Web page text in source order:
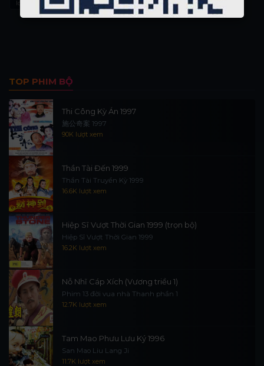
long phung ky hiep phim kiem hiep xua
TOP PHIM BỘ
Thi Công Kỳ Án 1997
施公奇案 1997
90K lượt xem
Thần Tài Đến 1999
Thần Tài Truyền Kỳ 1999
16.6K lượt xem
Hiệp Sĩ Vượt Thời Gian 1999 (trọn bộ)
Hiệp Sĩ Vượt Thời Gian 1999
16.2K lượt xem
Nỗ Nhĩ Cáp Xích (Vương triều 1)
Phim 13 đời vua nhà Thanh phần 1
12.7K lượt xem
Tam Mao Phưu Lưu Ký 1996
San Mao Liu Lang Ji
11.7K lượt xem